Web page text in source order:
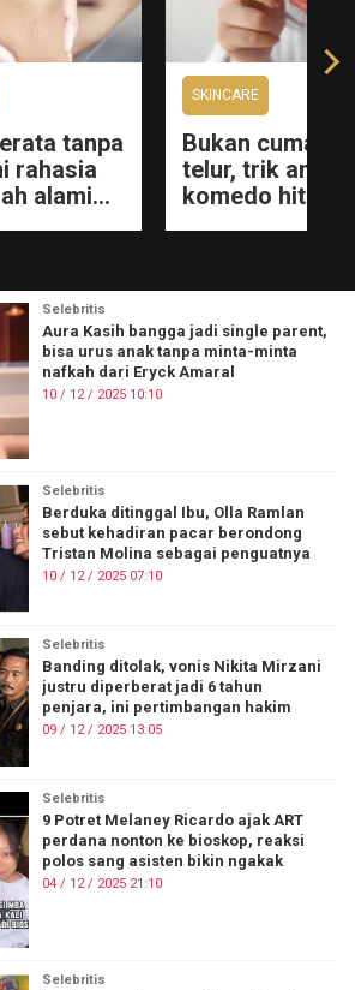
tanpa
rahasia
alami
SKINCARE
Bukan cuma
telur, trik
komedo hitam
Selebritis
Aura Kasih bangga jadi single parent,
bisa urus anak tanpa minta-minta
nafkah dari Eryck Amaral
10 / 12 / 2025 10:10
Selebritis
Berduka ditinggal Ibu, Olla Ramlan
sebut kehadiran pacar berondong
Tristan Molina sebagai penguatnya
10 / 12 / 2025 07:10
Selebritis
Banding ditolak, vonis Nikita Mirzani
justru diperberat jadi 6 tahun
penjara, ini pertimbangan hakim
09 / 12 / 2025 13:05
Selebritis
9 Potret Melaney Ricardo ajak ART
perdana nonton ke bioskop, reaksi
polos sang asisten bikin ngakak
04 / 12 / 2025 21:10
Selebritis